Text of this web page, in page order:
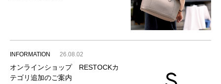
INFORMATION 26.08.02
オンラインショップ RESTOCKカ
テゴリ追加のご案内